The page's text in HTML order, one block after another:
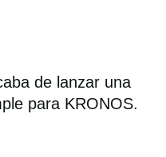
de lanzar una
para KRONOS.